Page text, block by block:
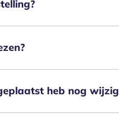
heb nog